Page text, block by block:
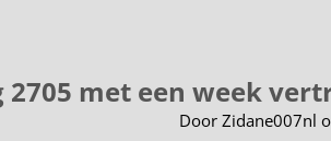
met een week
Door Zidane007nl